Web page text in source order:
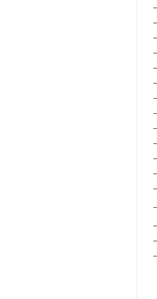
−
−
−
−
−
−
−
−
−
−
−
−
−
−
−
−
−